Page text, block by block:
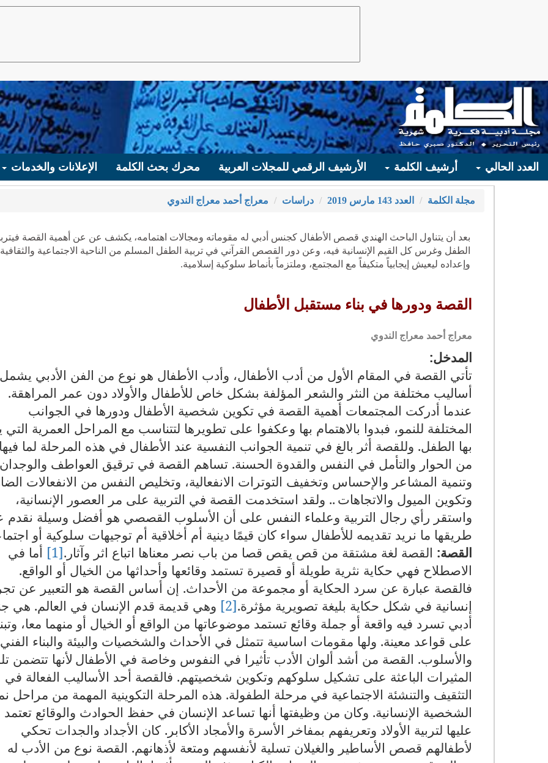
العدد الحالي أرشيف الكلمة الأرشيف الرقمي للمجلات العربية محرك بحث الكلمة الإعلانات والخدمات
مجلة الكلمة العدد 143 مارس 2019 دراسات معراج أحمد معراج الندوي
بعد أن يتناول الباحث الهندي قصص الأطفال كجنس أدبي له مقوماته ومجالات اهتمامه، يكشف عن عن أهمية القصة
الطفل وغرس كل القيم الإنسانية فيه، وعن دور القصص القرآني في تربية الطفل المسلم من الناحية الاجتماعية
وإعداده ليعيش إيجابياً متكيفاً مع المجتمع، وملتزماً بأنماط سلوكية إسلامية.
القصة ودورها في بناء مستقبل الأطفال
معراج أحمد معراج الندوي
المدخل:
تأتي القصة في المقام الأول من أدب الأطفال، وأدب الأطفال هو نوع من الفن الأدبي يشمل
أساليب مختلفة من النثر والشعر المؤلفة بشكل خاص للأطفال والأولاد دون عمر المراهقة.
عندما أدركت المجتمعات أهمية القصة في تكوين شخصية الأطفال ودورها في الجوانب
المختلفة للنمو، فبدوا بالاهتمام بها وعكفوا على تطويرها لتتناسب مع المراحل العمرية التي
بها الطفل. وللقصة أثر بالغ في تنمية الجوانب النفسية عند الأطفال في هذه المرحلة لما فيها
من الحوار والتأمل في النفس والقدوة الحسنة. تساهم القصة في ترقيق العواطف والوجدان
وتنمية المشاعر والإحساس وتخفيف التوترات الانفعالية، وتخليص النفس من الانفعالات
وتكوين الميول والاتجاهات .. ولقد استخدمت القصة في التربية على مر العصور الإنسانية،
واستقر رأي رجال التربية وعلماء النفس على أن الأسلوب القصصي هو أفضل وسيلة نقدم
طريقها ما نريد تقديمه للأطفال سواء كان قيمًا دينية أم أخلاقية أم توجيهات سلوكية أو
القصة: القصة لغة مشتقة من قص يقص قصا من باب نصر معناها اتباع اثر وآثار.[1]
أما في
الاصطلاح فهي حكاية نثرية طويلة أو قصيرة تستمد وقائعها وأحداثها من الخيال أو الواقع.
فالقصة عبارة عن سرد الحكاية أو مجموعة من الأحداث. إن أساس القصة هو التعبير عن
إنسانية في شكل حكاية بليغة تصويرية مؤثرة.[2]
وهي قديمة قدم الإنسان في العالم. هي
أدبي تسرد فيه واقعة أو جملة وقائع تستمد موضوعاتها من الواقع أو الخيال أو منهما معا،
على قواعد معينة. ولها مقومات اساسية تتمثل في الأحداث والشخصيات والبيئة والبناء الفني
والأسلوب. القصة من أشد ألوان الأدب تأثيرا في النفوس وخاصة في الأطفال لأنها تتضمن
المثيرات الباعثة على تشكيل سلوكهم وتكوين شخصيتهم. فالقصة أحد الأساليب الفعالة في
التثقيف والتنشئة الاجتماعية في مرحلة الطفولة. هذه المرحلة التكوينية المهمة من مراحل
الشخصية الإنسانية. وكان من وظيفتها أنها تساعد الإنسان في حفظ الحوادث والوقائع تعتمد
عليها لتربية الأولاد وتعريفهم بمفاخر الأسرة والأمجاد الأكابر. كان الأجداد والجدات تحكي
لأطفالهم قصص الأساطير والغيلان تسلية لأنفسهم ومتعة لأذهانهم. القصة نوع من الأدب له